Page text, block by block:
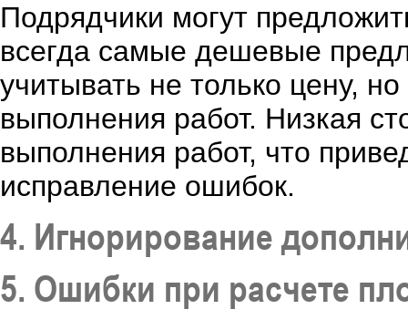
Подрядчики могут
всегда самые дешевые
учитывать не только цену,
выполнения работ. Низкая
выполнения работ, что
исправление ошибок.
4. Игнорирование
5. Ошибки при расчете